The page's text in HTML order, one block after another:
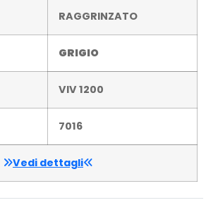
RAGGRINZATO
GRIGIO
VIV 1200
7016
Vedi dettagli